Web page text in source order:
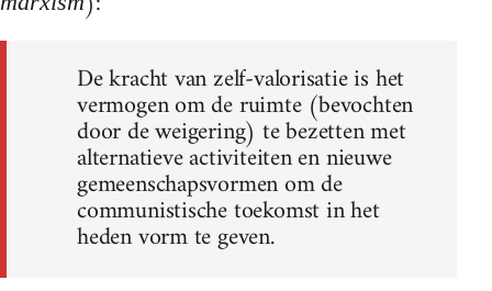
De kracht van zelf-valorisatie is het
vermogen om de ruimte (bevochten
door de weigering) te bezetten met
alternatieve activiteiten en nieuwe
gemeenschapsvormen om de
communistische toekomst in het
heden vorm te geven.